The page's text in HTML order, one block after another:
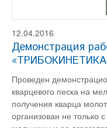
12.04.2016
Демонстрация
Проведен
кварцевого песка на
получения кварца
организован не только